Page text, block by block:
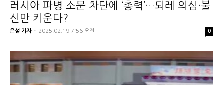
러시아 파병 소문 차단에 ‘총력’…되레 의심·불
신만 키운다?
은설 기자 - 2025.02.19 7:56 오전 0